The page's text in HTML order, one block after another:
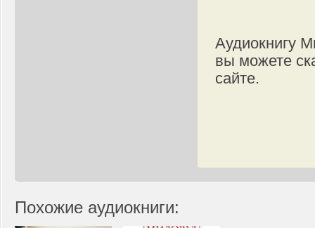
Аудиокнигу
вы можете
сайте.
Похожие аудиокниги: